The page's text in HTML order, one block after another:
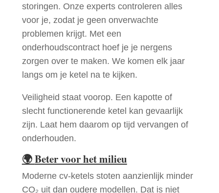
storingen. Onze experts controleren alles
voor je, zodat je geen onverwachte
problemen krijgt. Met een
onderhoudscontract hoef je je nergens
zorgen over te maken. We komen elk jaar
langs om je ketel na te kijken.
Veiligheid staat voorop. Een kapotte of
slecht functionerende ketel kan gevaarlijk
zijn. Laat hem daarom op tijd vervangen of
onderhouden.
🌍Beter voor het milieu
Moderne cv-ketels stoten aanzienlijk minder
CO₂ uit dan oudere modellen. Dat is niet